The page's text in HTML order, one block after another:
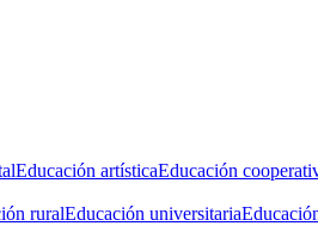
Educación artísticaEducación
ruralEducación universitaria